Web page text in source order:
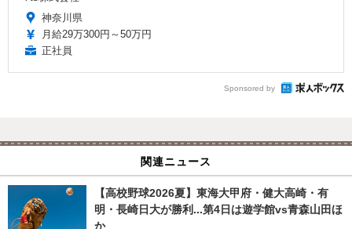
神奈川県
月給29万300円～50万円
正社員
Sponsored by
関連ニュース
【高校野球2026夏】東海大甲府・健大高崎・有
明・長崎日大が勝利...第4日は遊学館vs青森山田ほ
か